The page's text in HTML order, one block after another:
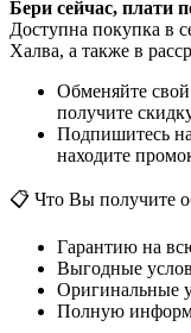
Бери сейчас, плати
Доступна покупка в
Халва, а также в
Обменяйте
получите
Подпишитесь
находите
📋 Что Вы получите
Гарантию на
Выгодные
Оригинальные
Полную